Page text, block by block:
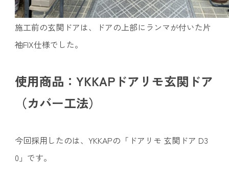
施工前の玄関ドアは、ドアの上部にランマが付いた片
袖FIX仕様でした。
使用商品：YKKAPドアリモ玄関ドア
（カバー工法）
今回採用したのは、YKKAPの「ドアリモ 玄関ドア D3
0」です。